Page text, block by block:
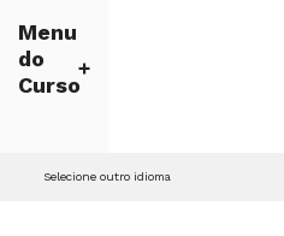
Menu
do
Curso
Selecione outro idioma